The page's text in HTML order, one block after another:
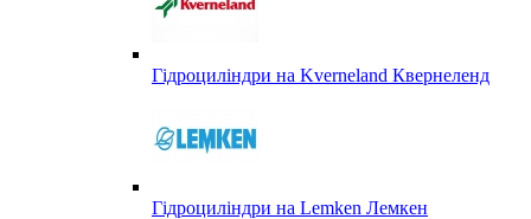
Гідроциліндри на Kverneland Квернеленд
Гідроциліндри на Lemken Лемкен